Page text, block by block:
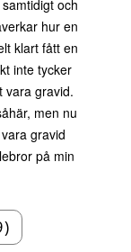
och
hur en
klart fått en
inte tycker
vara gravid.
men nu
gravid
på min